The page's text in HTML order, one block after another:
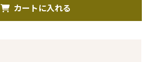
カートに入れる